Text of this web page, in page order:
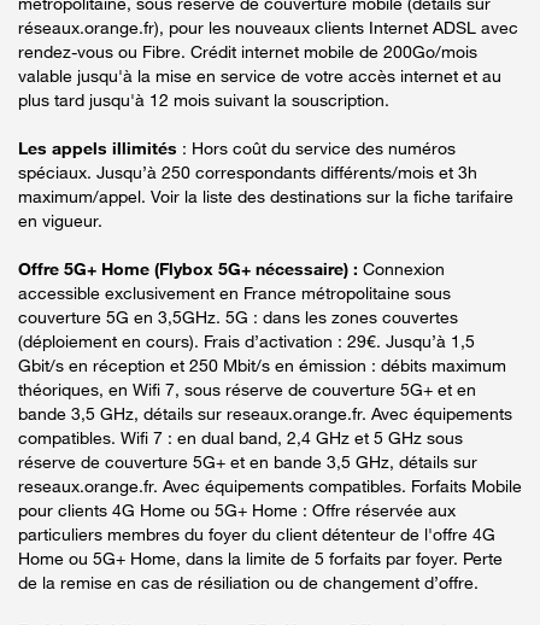
réseaux.orange.fr), pour les nouveaux clients Internet ADSL avec
rendez-vous ou Fibre. Crédit internet mobile de 200Go/mois
valable jusqu'à la mise en service de votre accès internet et au
plus tard jusqu'à 12 mois suivant la souscription.
Les appels illimités : Hors coût du service des numéros
spéciaux. Jusqu’à 250 correspondants différents/mois et 3h
maximum/appel. Voir la liste des destinations sur la fiche tarifaire
en vigueur.
Offre 5G+ Home (Flybox 5G+ nécessaire) : Connexion
accessible exclusivement en France métropolitaine sous
couverture 5G en 3,5GHz. 5G : dans les zones couvertes
(déploiement en cours). Frais d’activation : 29€. Jusqu’à 1,5
Gbit/s en réception et 250 Mbit/s en émission : débits maximum
théoriques, en Wifi 7, sous réserve de couverture 5G+ et en
bande 3,5 GHz, détails sur reseaux.orange.fr. Avec équipements
compatibles. Wifi 7 : en dual band, 2,4 GHz et 5 GHz sous
réserve de couverture 5G+ et en bande 3,5 GHz, détails sur
reseaux.orange.fr. Avec équipements compatibles. Forfaits Mobile
pour clients 4G Home ou 5G+ Home : Offre réservée aux
particuliers membres du foyer du client détenteur de l'offre 4G
Home ou 5G+ Home, dans la limite de 5 forfaits par foyer. Perte
de la remise en cas de résiliation ou de changement d’offre.